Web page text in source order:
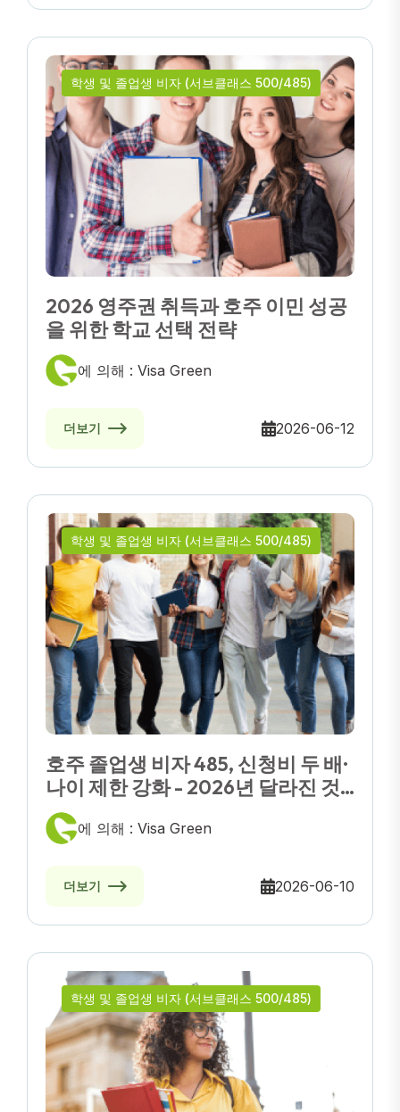
학생 및 졸업생 비자 (서브클래스 500/485)
2026 영주권 취득과 호주 이민 성공
을 위한 학교 선택 전략
에 의해 : Visa Green
더보기 2026-06-12
학생 및 졸업생 비자 (서브클래스 500/485)
호주 졸업생 비자 485, 신청비 두 배·
나이 제한 강화 - 2026년 달라진 것
들
에 의해 : Visa Green
더보기 2026-06-10
학생 및 졸업생 비자 (서브클래스 500/485)